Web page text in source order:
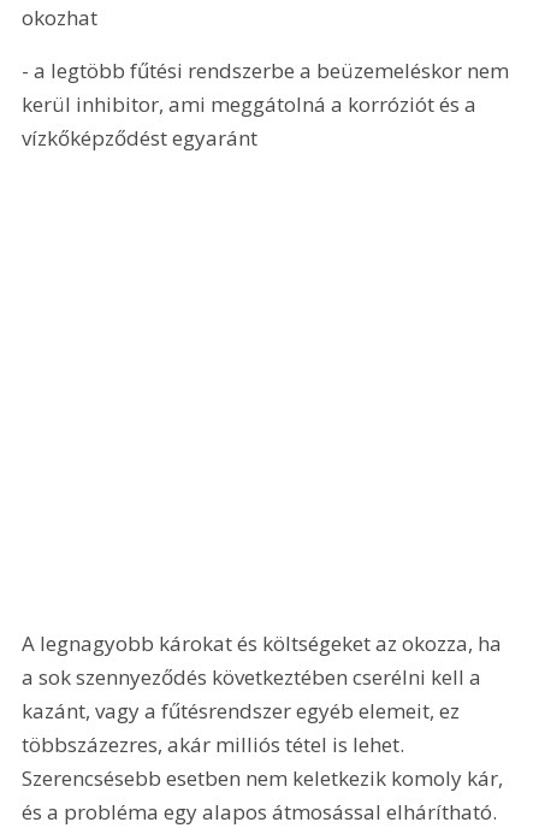
okozhat
- a legtöbb fűtési rendszerbe a beüzemeléskor nem
kerül inhibitor, ami meggátolná a korróziót és a
vízkőképződést egyaránt
A legnagyobb károkat és költségeket az okozza, ha
a sok szennyeződés következtében cserélni kell a
kazánt, vagy a fűtésrendszer egyéb elemeit, ez
többszázezres, akár milliós tétel is lehet.
Szerencsésebb esetben nem keletkezik komoly kár,
és a probléma egy alapos átmosással elhárítható.